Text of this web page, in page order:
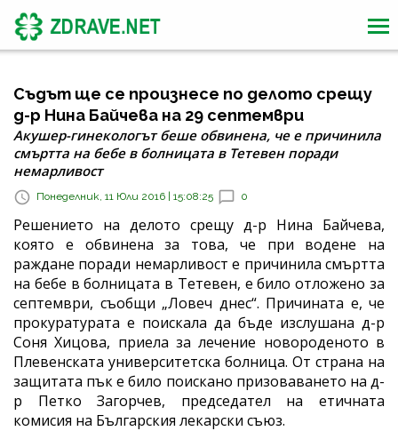
Съдът ще се произнесе по делото срещу
д-р Нина Байчева на 29 септември
Акушер-гинекологът беше обвинена, че е причинила
смъртта на бебе в болницата в Тетевен поради
немарливост
Понеделник, 11 Юли 2016 | 15:08:25 0
Решението на делото срещу д-р Нина Байчева,
която е обвинена за това, че при водене на
раждане поради немарливост е причинила смъртта
на бебе в болницата в Тетевен, е било отложено за
септември, съобщи „Ловеч днес“. Причината е, че
прокуратурата е поискала да бъде изслушана д-р
Соня Хицова, приела за лечение новороденото в
Плевенската университетска болница. От страна на
защитата пък е било поискано призоваването на д-
р Петко Загорчев, председател на етичната
комисия на Българския лекарски съюз.